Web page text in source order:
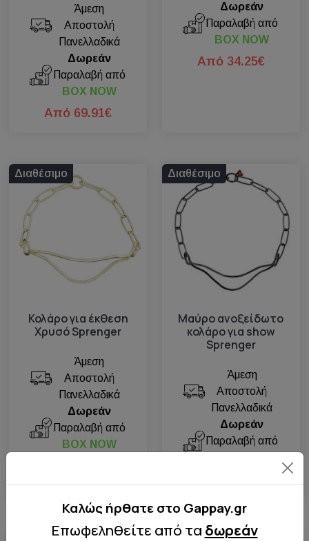
Άμεση
Αποστολή
Πανελλαδικά
Δωρεάν
Παραλαβή από
BOX NOW
Από 69.91€
Δωρεάν
Παραλαβή από
BOX NOW
Από 34.25€
Διαθέσιμο
Κολάρο για έκθεση
Χρυσό Sprenger
Άμεση
Αποστολή
Πανελλαδικά
Δωρεάν
Παραλαβή από
BOX NOW
Διαθέσιμο
Μαύρο ανοξείδωτο
κολάρο για show
Sprenger
Άμεση
Αποστολή
Πανελλαδικά
Δωρεάν
Παραλαβή από
Καλώς ήρθατε στo Gappay.gr
Επωφεληθείτε από τα δωρεάν